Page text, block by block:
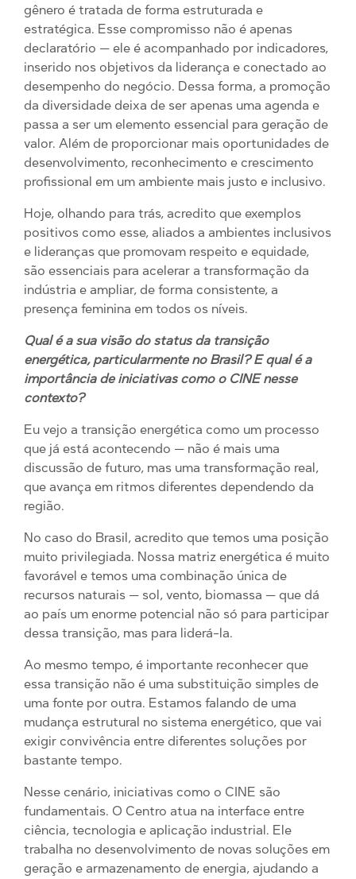
gênero é tratada de forma estruturada e
estratégica. Esse compromisso não é apenas
declaratório — ele é acompanhado por indicadores,
inserido nos objetivos da liderança e conectado ao
desempenho do negócio. Dessa forma, a promoção
da diversidade deixa de ser apenas uma agenda e
passa a ser um elemento essencial para geração de
valor. Além de proporcionar mais oportunidades de
desenvolvimento, reconhecimento e crescimento
profissional em um ambiente mais justo e inclusivo.
Hoje, olhando para trás, acredito que exemplos
positivos como esse, aliados a ambientes inclusivos
e lideranças que promovam respeito e equidade,
são essenciais para acelerar a transformação da
indústria e ampliar, de forma consistente, a
presença feminina em todos os níveis.
Qual é a sua visão do status da transição
energética, particularmente no Brasil? E qual é a
importância de iniciativas como o CINE nesse
contexto?
Eu vejo a transição energética como um processo
que já está acontecendo — não é mais uma
discussão de futuro, mas uma transformação real,
que avança em ritmos diferentes dependendo da
região.
No caso do Brasil, acredito que temos uma posição
muito privilegiada. Nossa matriz energética é muito
favorável e temos uma combinação única de
recursos naturais — sol, vento, biomassa — que dá
ao país um enorme potencial não só para participar
dessa transição, mas para liderá-la.
Ao mesmo tempo, é importante reconhecer que
essa transição não é uma substituição simples de
uma fonte por outra. Estamos falando de uma
mudança estrutural no sistema energético, que vai
exigir convivência entre diferentes soluções por
bastante tempo.
Nesse cenário, iniciativas como o CINE são
fundamentais. O Centro atua na interface entre
ciência, tecnologia e aplicação industrial. Ele
trabalha no desenvolvimento de novas soluções em
geração e armazenamento de energia, ajudando a